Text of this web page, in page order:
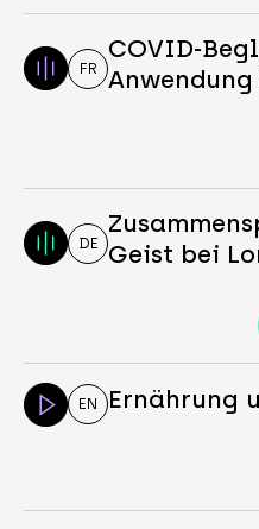
FR
COVID-
DE
Geist bei
EN Ernährung